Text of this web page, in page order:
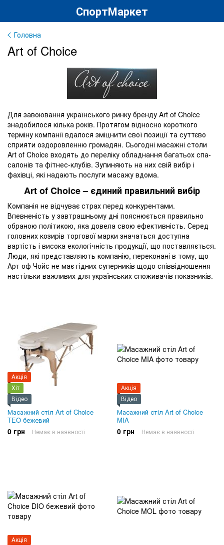
СпортМаркет
Головна
Art of Choice
Для завоювання українського ринку бренду Art of Choice
знадобилося кілька років. Протягом відносно короткого
терміну компанії вдалося зміцнити свої позиції та суттєво
сприяти оздоровленню громадян. Сьогодні масажні столи
Art of Choice входять до переліку обладнання багатьох спа-
салонів та фітнес-клубів. Зупиняють на них свій вибір і
фахівці, які надають послуги масажу вдома.
Art of Choice – єдиний правильний вибір
Компанія не відчуває страх перед конкурентами.
Впевненість у завтрашньому дні пояснюється правильно
обраною політикою, яка довела свою ефективність. Серед
головних козирів торгової марки значаться доступна
вартість і висока екологічність продукції, що поставляється.
Люди, які представляють компанію, переконані в тому, що
Арт оф Чойс не має гідних суперників щодо співвідношення
настільки важливих для українських споживачів показників.
Акція
Хіт
Відео
Масажний стіл Art of Choice
TEO бежевий
0 грн Немає в наявності
Акція
Відео
Масажний стіл Art of Choice
MIA
0 грн Немає в наявності
Акція